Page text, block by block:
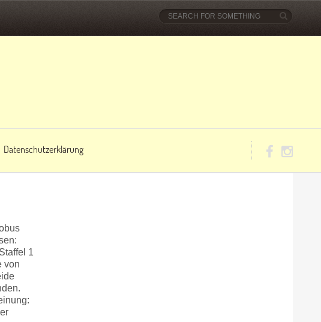
Datenschutzerklärung
1
von